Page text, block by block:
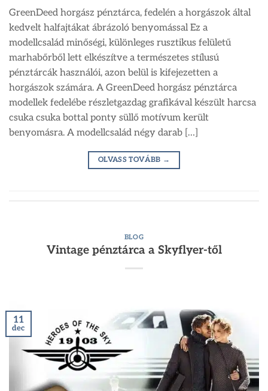
GreenDeed horgász pénztárca, fedelén a horgászok által
kedvelt halfajtákat ábrázoló benyomással Ez a
modellcsalád minőségi, különleges rusztikus felületű
marhabőrből lett elkészítve a természetes stílusú
pénztárcák használói, azon belül is kifejezetten a
horgászok számára. A GreenDeed horgász pénztárca
modellek fedelébe részletgazdag grafikával készült harcsa
csuka csuka bottal ponty süllő motívum került
benyomásra. A modellcsalád négy darab […]
OLVASS TOVÁBB →
BLOG
Vintage pénztárca a Skyflyer-től
11
dec